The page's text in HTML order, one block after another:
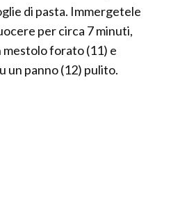
di pasta. Immergetele
per circa 7 minuti,
forato (11) e
un panno (12) pulito.